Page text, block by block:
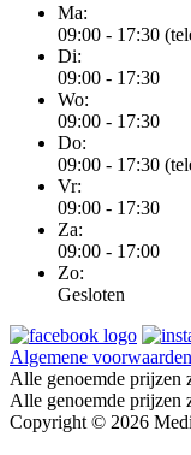
Ma:
09:00 - 17:30
Di:
09:00 - 17:30
Wo:
09:00 - 17:30
Do:
09:00 - 17:30
Vr:
09:00 - 17:30
Za:
09:00 - 17:00
Zo:
Gesloten
Algemene voorwaarden
Alle genoemde
Alle genoemde
Copyright © 2026